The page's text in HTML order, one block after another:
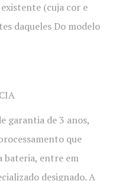
(cuja cor e
daqueles Do modelo
garantia de 3 anos,
que
bateria, entre em
designado. A